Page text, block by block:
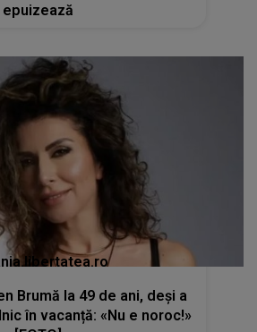
epuizează
Brumă la 49 de ani, deși a
în vacanță: «Nu e noroc!»